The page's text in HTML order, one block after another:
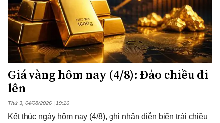
Giá vàng hôm nay (4/8): Đảo chiều đi
lên
Thứ 3, 04/08/2026 | 19:16
Kết thúc ngày hôm nay (4/8), ghi nhận diễn biến trái chiều